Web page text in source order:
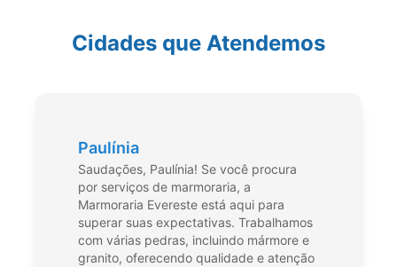
Cidades que Atendemos
Paulínia
Saudações, Paulínia! Se você procura
por serviços de marmoraria, a
Marmoraria Evereste está aqui para
superar suas expectativas. Trabalhamos
com várias pedras, incluindo mármore e
granito, oferecendo qualidade e atenção